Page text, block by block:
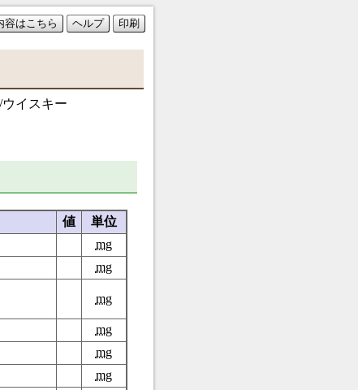
容はこちら ヘルプ 印刷
イスキー
値
単位
mg
mg
mg
mg
mg
mg